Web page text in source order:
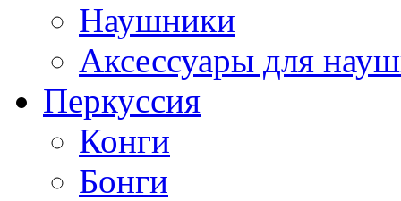
Наушники
Аксессуары для
Перкуссия
Конги
Бонги